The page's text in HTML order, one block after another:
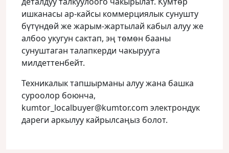
ишканасы ар-кайсы коммерциялык сунушту
бүтүндөй же жарым-жартылай кабыл алуу же
албоо укугун сактап, эң төмөн бааны
сунуштаган талапкерди чакырууга
милдеттенбейт.
Техникалык тапшырманы алуу жана башка
суроолор боюнча,
kumtor_localbuyer@kumtor.com электрондук
дареги аркылуу кайрылсаңыз болот.